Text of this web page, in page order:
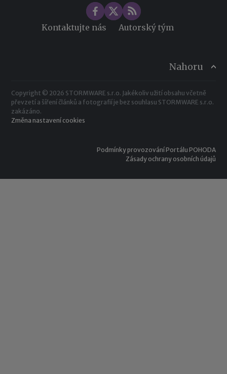
Kontaktujte nás Autorský tým
Nahoru
Copyright © 2026 STORMWARE s.r.o. Jakékoliv užití obsahu včetně
převzetí a šíření článků a fotografií je bez souhlasu STORMWARE s.r.o.
zakázáno.
Změna nastavení cookies
Podmínky provozování Portálu POHODA
Zásady ochrany osobních údajů